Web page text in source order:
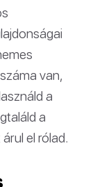
van,
a
a
el rólad.